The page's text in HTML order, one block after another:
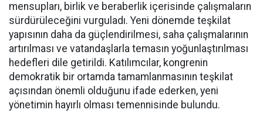
mensupları, birlik ve beraberlik içerisinde çalışmaların
sürdürüleceğini vurguladı. Yeni dönemde teşkilat
yapısının daha da güçlendirilmesi, saha çalışmalarının
artırılması ve vatandaşlarla temasın yoğunlaştırılması
hedefleri dile getirildi. Katılımcılar, kongrenin
demokratik bir ortamda tamamlanmasının teşkilat
açısından önemli olduğunu ifade ederken, yeni
yönetimin hayırlı olması temennisinde bulundu.